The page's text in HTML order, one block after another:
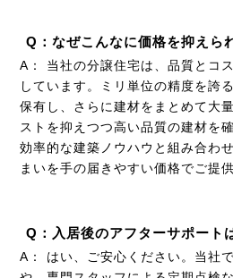
Q：なぜこんなに価格を抑えら
A： 当社の分譲住宅は、品質とコ
しています。ミリ単位の精度を誇
保有し、さらに建材をまとめて大
ストを抑えつつ高い品質の建材を
効率的な建築ノウハウと組み合わ
まいを手の届きやすい価格でご提
Q：入居後のアフターサポート
A： はい、ご安心ください。当社